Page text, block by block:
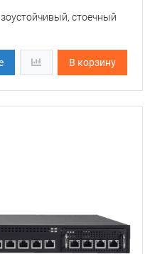
стоечный
В корзину